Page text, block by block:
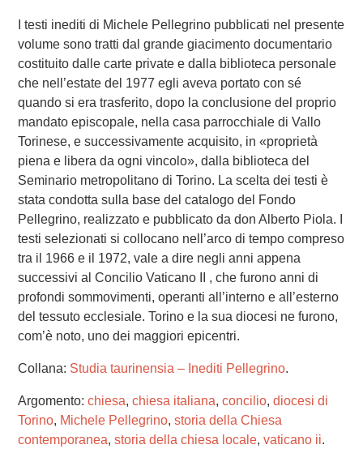
I testi inediti di Michele Pellegrino pubblicati nel presente
volume sono tratti dal grande giacimento documentario
costituito dalle carte private e dalla biblioteca personale
che nell’estate del 1977 egli aveva portato con sé
quando si era trasferito, dopo la conclusione del proprio
mandato episcopale, nella casa parrocchiale di Vallo
Torinese, e successivamente acquisito, in «proprietà
piena e libera da ogni vincolo», dalla biblioteca del
Seminario metropolitano di Torino. La scelta dei testi è
stata condotta sulla base del catalogo del Fondo
Pellegrino, realizzato e pubblicato da don Alberto Piola. I
testi selezionati si collocano nell’arco di tempo compreso
tra il 1966 e il 1972, vale a dire negli anni appena
successivi al Concilio Vaticano II , che furono anni di
profondi sommovimenti, operanti all’interno e all’esterno
del tessuto ecclesiale. Torino e la sua diocesi ne furono,
com’è noto, uno dei maggiori epicentri.
Collana: Studia taurinensia – Inediti Pellegrino.
Argomento: chiesa, chiesa italiana, concilio, diocesi di
Torino, Michele Pellegrino, storia della Chiesa
contemporanea, storia della chiesa locale, vaticano ii.